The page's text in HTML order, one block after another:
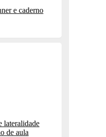
e caderno
lateralidade
de aula